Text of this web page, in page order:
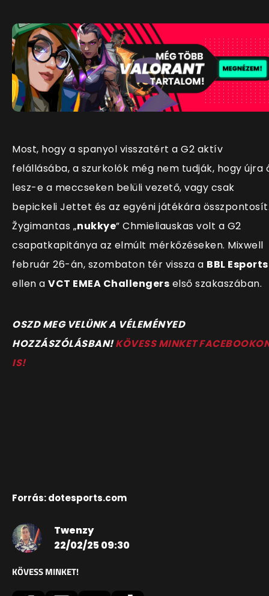
Most, hogy a spanyol visszatért a G2 aktív
felállásába, a szurkolók még nem tudják, hogy újra
lesz-e a meccseken belüli vezető, vagy csak
bepickeli Jettet és az egyéni játékára
Žygimantas „nukkye” Chmieliauskas volt a G2
csapatkapitánya az elmúlt mérkőzéseken. Mixwell
február 26-án, szombaton tér vissza a BBL Esports
ellen a VCT EMEA Challengers első szakaszában.
OSZD MEG VELÜNK A VÉLEMÉNYED
HOZZÁSZÓLÁSBAN!KÖVESS MINKET
IS!
Forrás: dotesports.com
Twenzy
22/02/25 09:30
KÖVESS MINKET!